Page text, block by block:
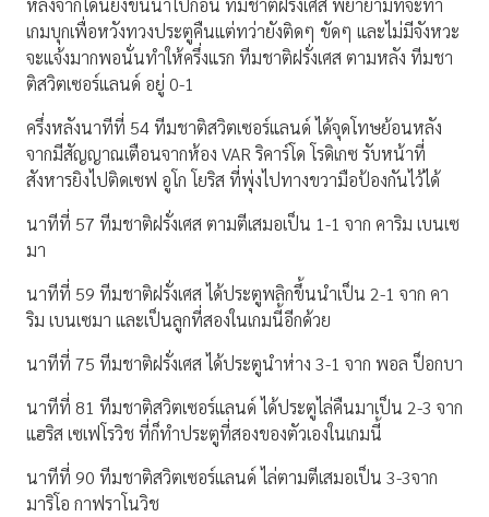
หลังจากโดนยิงขึ้นนำไปก่อน ทีมชาติฝรั่งเศส พยายามที่จะทำ
เกมบุกเพื่อหวังทวงประตูคืนแต่ทว่ายังติดๆ ขัดๆ และไม่มีจังหวะ
จะแจ้งมากพอนั่นทำให้ครึ่งแรก ทีมชาติฝรั่งเศส ตามหลัง ทีมชา
ติสวิตเซอร์แลนด์ อยู่ 0-1
ครึ่งหลังนาทีที่ 54 ทีมชาติสวิตเซอร์แลนด์ ได้จุดโทษย้อนหลัง
จากมีสัญญาณเตือนจากห้อง VAR ริคาร์โด โรดิเกซ รับหน้าที่
สังหารยิงไปติดเซฟ อูโก โยริส ที่พุ่งไปทางขวามือป้องกันไว้ได้
นาทีที่ 57 ทีมชาติฝรั่งเศส ตามตีเสมอเป็น 1-1 จาก คาริม เบนเซ
มา
นาทีที่ 59 ทีมชาติฝรั่งเศส ได้ประตูพลิกขึ้นนำเป็น 2-1 จาก คา
ริม เบนเซมา และเป็นลูกที่สองในเกมนี้อีกด้วย
นาทีที่ 75 ทีมชาติฝรั่งเศส ได้ประตูนำห่าง 3-1 จาก พอล ป็อกบา
นาทีที่ 81 ทีมชาติสวิตเซอร์แลนด์ ได้ประตูไล่คืนมาเป็น 2-3 จาก
แฮริส เซเฟโรวิช ที่ก็ทำประตูที่สองของตัวเองในเกมนี้
นาทีที่ 90 ทีมชาติสวิตเซอร์แลนด์ ไล่ตามตีเสมอเป็น 3-3จาก
มาริโอ กาฟราโนวิช